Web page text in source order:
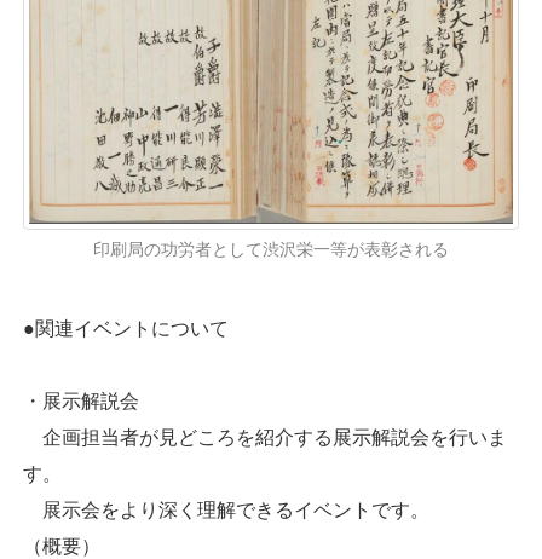
印刷局の功労者として渋沢栄一等が表彰される
●関連イベントについて
・展示解説会
企画担当者が見どころを紹介する展示解説会を行いま
す。
展示会をより深く理解できるイベントです。
（概要）